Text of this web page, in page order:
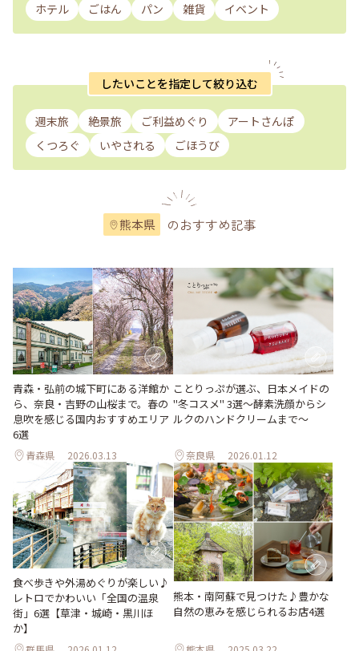
ホテル
ごはん パン 雑貨 イベント
したいことを指定して絞り込む
週末旅 絶景旅 ご利益めぐり
アートさんぽ
くつろぐ
いやされる ごほうび
熊本県 のおすすめ記事
青森・弘前の城下町にある洋館か
ら、奈良・吉野の山桜まで。春の
息吹を感じる国内おすすめエリア
6選
青森県 2026.03.13
ことりっぷが選ぶ、日本メイドの
"冬コスメ" 3選～酵素洗顔からシ
ルクのハンドクリームまで～
奈良県 2026.01.12
食べ歩きや外湯めぐりが楽しい♪
レトロでかわいい「全国の温泉
街」6選【草津・城崎・黒川ほ
か】
熊本・南阿蘇で見つけた♪豊かな
自然の恵みを感じられるお店4選